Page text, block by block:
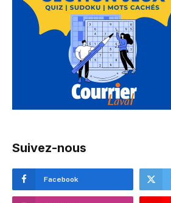
Suivez-nous
Facebook